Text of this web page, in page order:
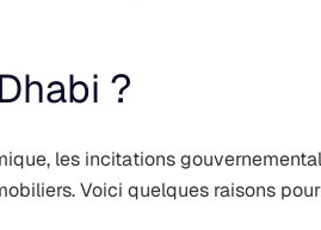
?
les incitations
Voici quelques raisons